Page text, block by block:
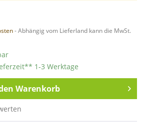
- Abhängig vom Lieferland kann die MwSt.
1-3 Werktage
Warenkorb